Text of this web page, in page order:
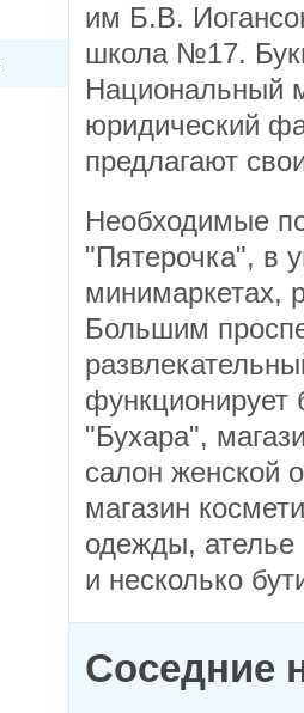
им Б.В.
школа №17.
Национальный
юридический
предлагают
Необходимые
"Пятерочка", в
минимаркетах,
Большим
функционирует
"Бухара",
салон женской
магазин
одежды, ателье
и несколько
Соседние